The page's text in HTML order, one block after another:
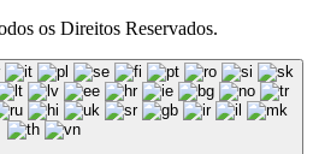
os Direitos Reservados.